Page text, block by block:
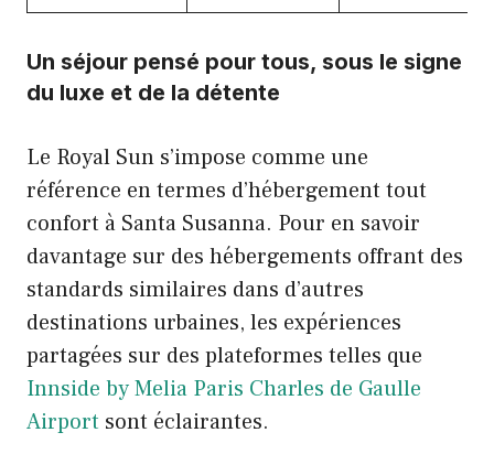
Un séjour pensé pour tous, sous le signe
du luxe et de la détente
Le Royal Sun s’impose comme une
référence en termes d’hébergement tout
confort à Santa Susanna. Pour en savoir
davantage sur des hébergements offrant des
standards similaires dans d’autres
destinations urbaines, les expériences
partagées sur des plateformes telles que
Innside by Melia Paris Charles de Gaulle
Airport sont éclairantes.